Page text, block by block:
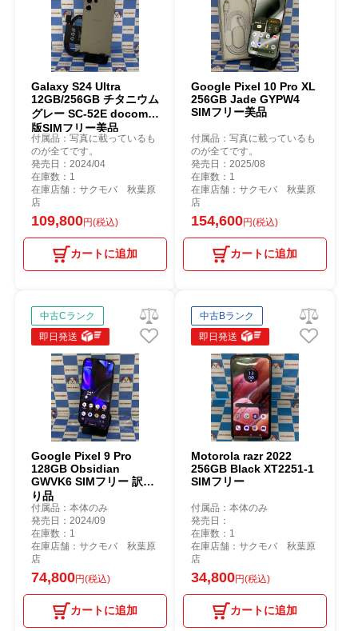
Galaxy S24 Ultra
12GB/256GB チタニウム
グレー SC-52E docomo
版SIMフリー美品
付属品：写真に載っているも
のが全てです。
発売日：2024/04
在庫数：1
在庫店舗：サクモバ 秋葉原
店
109,800円(税込)
カートに追加
Google Pixel 10 Pro XL
256GB Jade GYPW4
SIMフリー美品
付属品：写真に載っているも
のが全てです。
発売日：2025/08
在庫数：1
在庫店舗：サクモバ 秋葉原
店
154,600円(税込)
カートに追加
中古Cランク
即日発送
Google Pixel 9 Pro
128GB Obsidian
GWVK6 SIMフリー 訳あ
り品
付属品：本体のみ
発売日：2024/09
在庫数：1
在庫店舗：サクモバ 秋葉原
店
74,800円(税込)
カートに追加
中古Bランク
即日発送
Motorola razr 2022
256GB Black XT2251-1
SIMフリー
付属品：本体のみ
発売日：
在庫数：1
在庫店舗：サクモバ 秋葉原
店
34,800円(税込)
カートに追加